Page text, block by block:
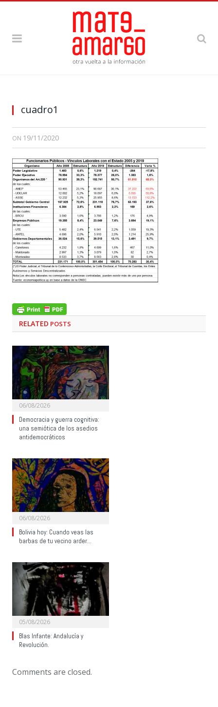
cuadro1
ON 19/11/2020
RELATED POSTS
06/08/2026
Democracia y guerra cognitiva:
una semiótica de los asedios
antidemocráticos
06/08/2026
Bolivia hoy: Cuando veas las
barbas de tu vecino arder…
05/08/2026
Blas Infante: Andalucía y
Revolución.
Comments are closed.